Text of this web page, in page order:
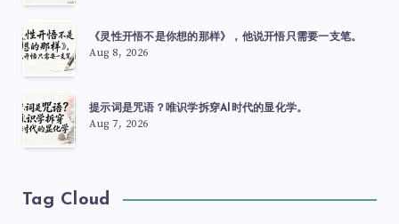
《灵性开悟不是你想的那样》，他说开悟只需要一支笔。
Aug 8, 2026
提示词是咒语？唯识学拆穿AI时代的显化学。
Aug 7, 2026
Tag Cloud